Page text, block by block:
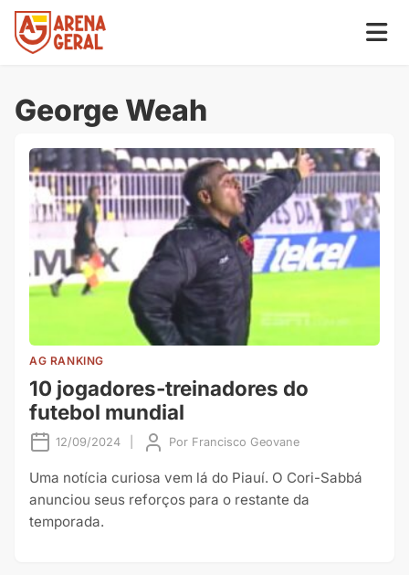
George Weah
AG RANKING
10 jogadores-treinadores do
futebol mundial
12/09/2024 Por Francisco Geovane
Uma notícia curiosa vem lá do Piauí. O Cori-Sabbá
anunciou seus reforços para o restante da
temporada.